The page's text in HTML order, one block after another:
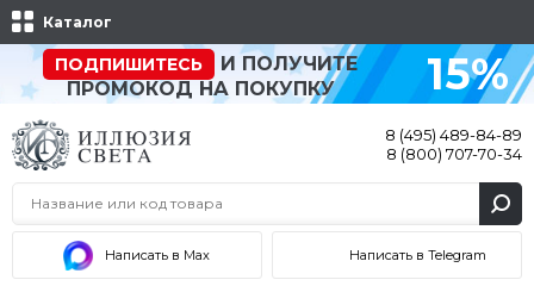
Каталог
ПОДПИШИТЕСЬ
И ПОЛУЧИТЕ
ПРОМОКОД НА ПОКУПКУ
15%
8 (495) 489-84-89
8 (800) 707-70-34
Написать в Max Написать в Telegram